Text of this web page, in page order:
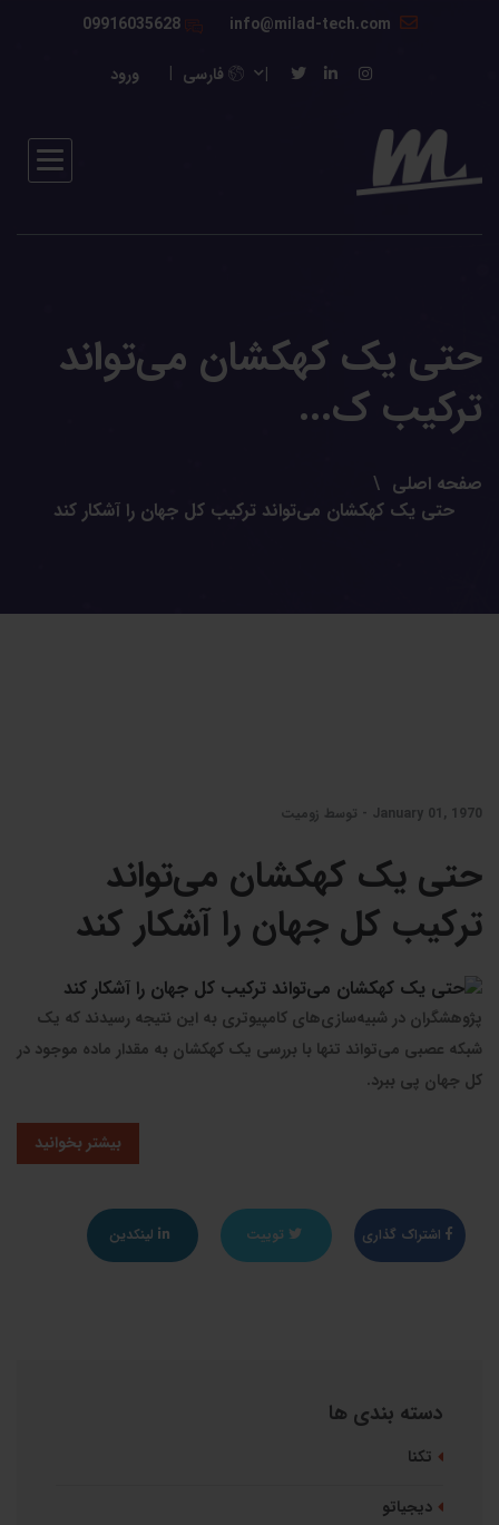
09916035628
فارسی ورود
حتی یک کهکشان می‌تواند
ترکیب ک...
صفحه اصلی
حتی یک کهکشان می‌تواند ترکیب کل جهان را آشکار کند
January 01, 1970 - توسط زومیت
حتی یک کهکشان می‌تواند
ترکیب کل جهان را آشکار کند
پژوهشگران در شبیه‌سازی‌های کامپیوتری به این نتیجه رسیدند که یک
شبکه عصبی می‌تواند تنها با بررسی یک کهکشان به مقدار ماده‌ موجود در
کل جهان پی ببرد.
بیشتر بخوانید
اشتراک گذاری توییت لینکدین
دسته بندی ها
تکنا
دیجیاتو